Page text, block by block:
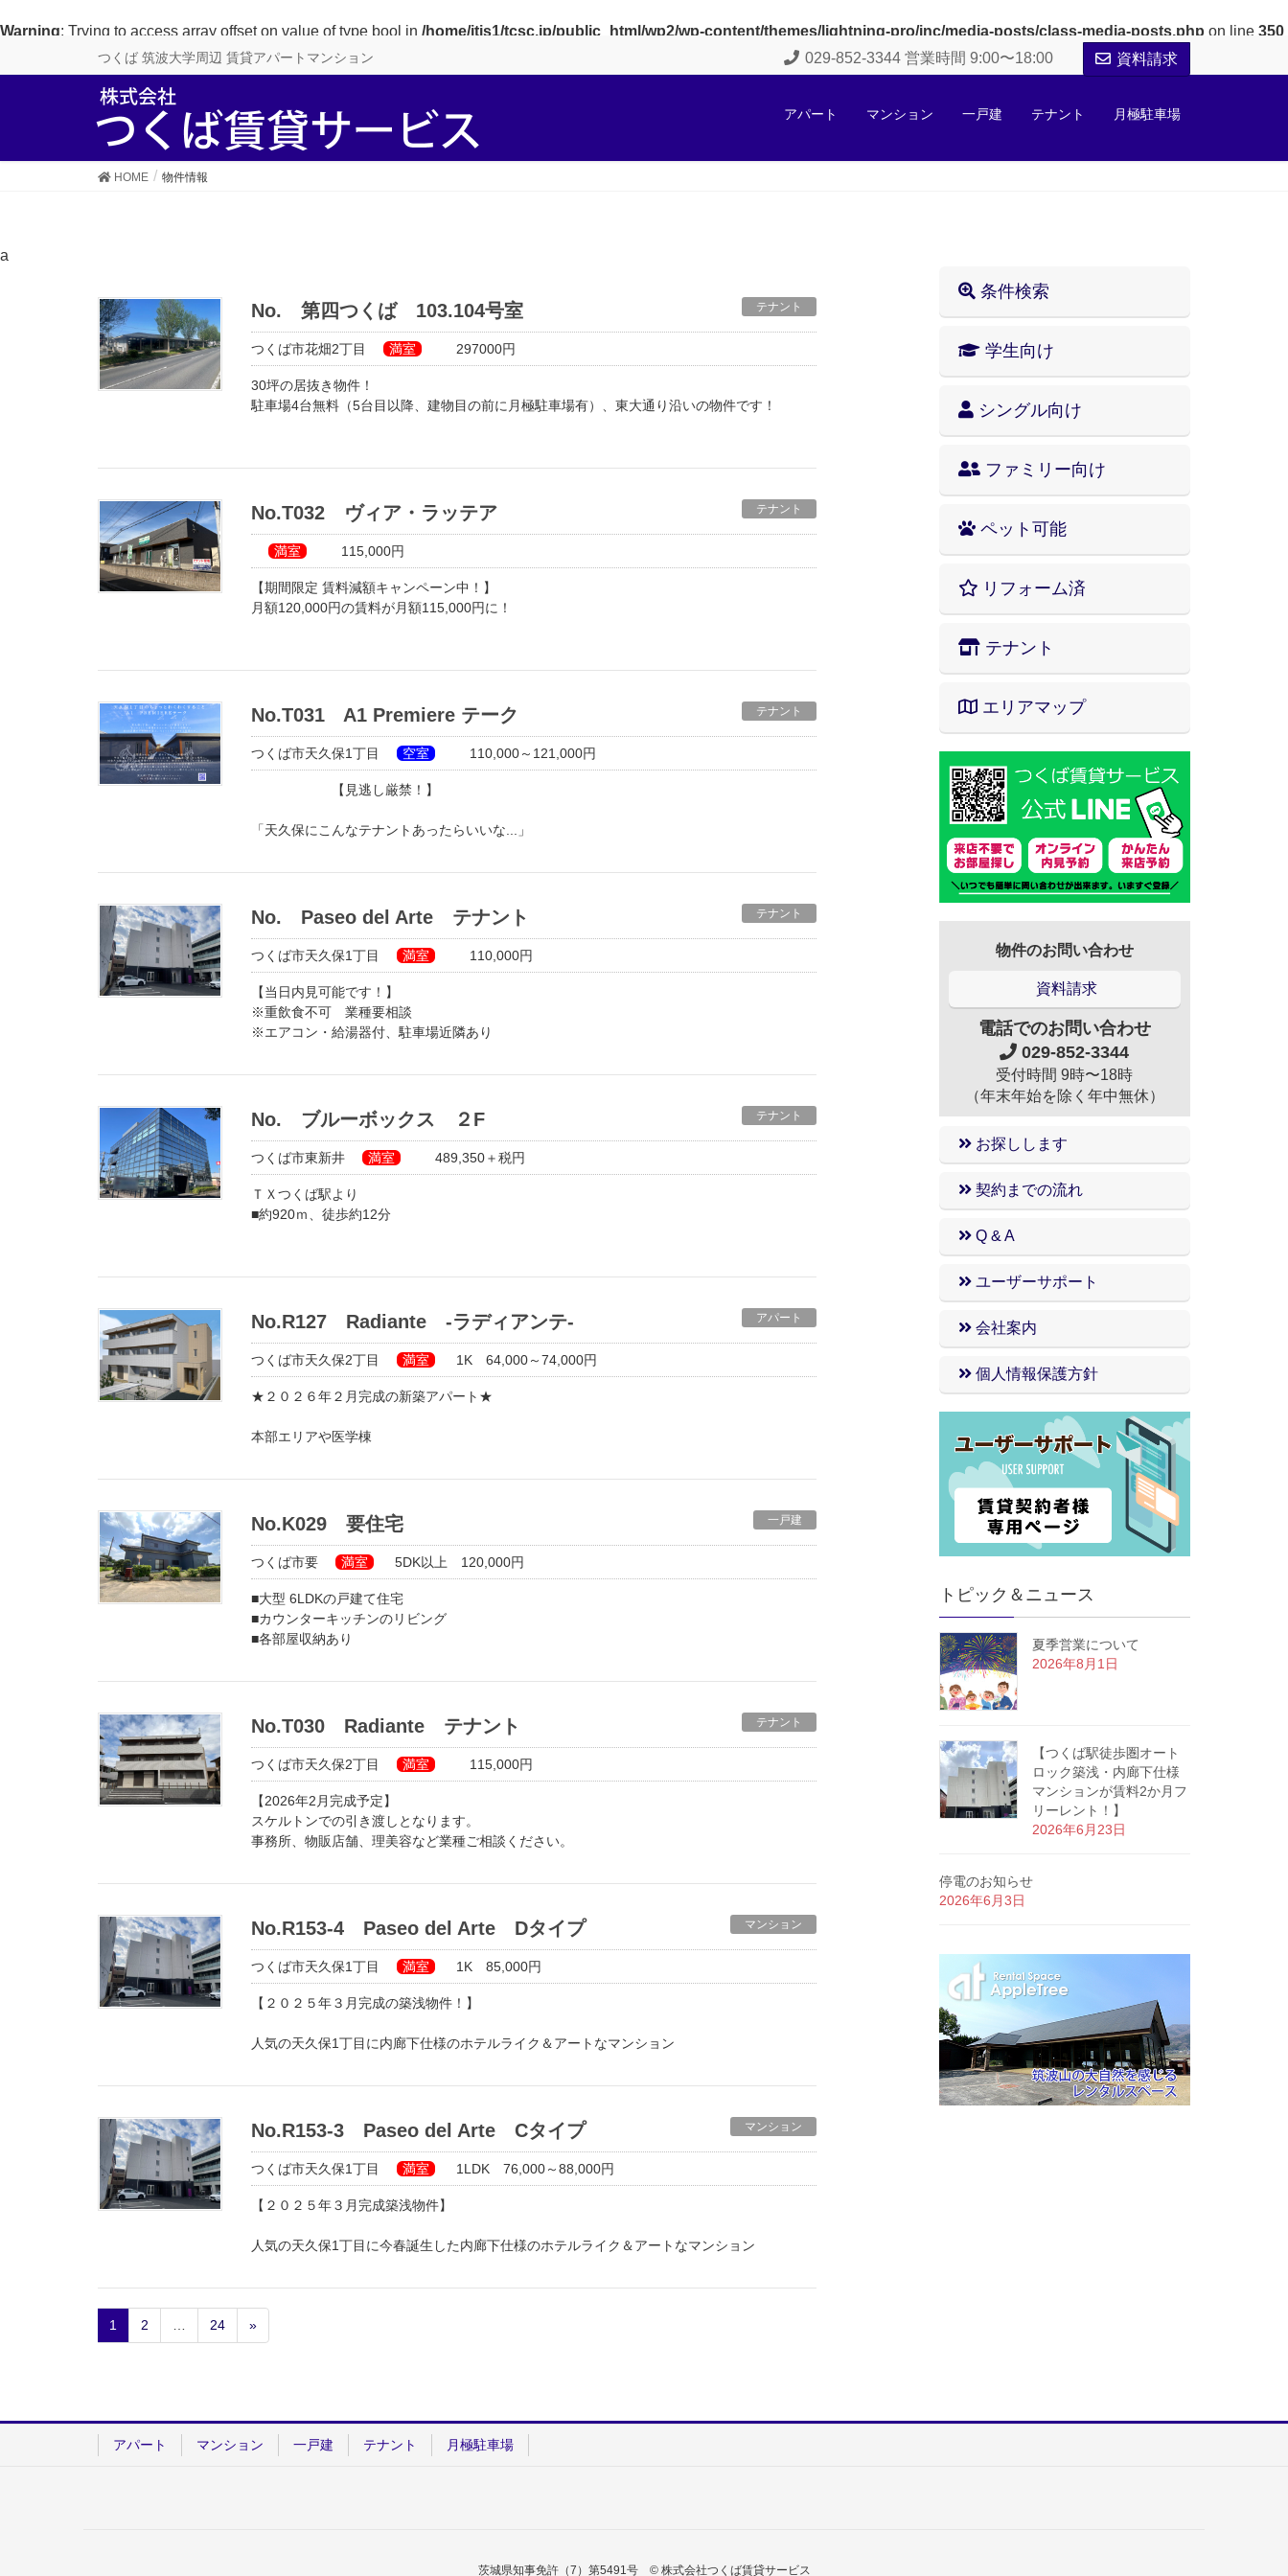
Warning: Trying to access array offset on value of type bool in /home/itis1/tcsc.jp/public_html/wp2/wp-content/themes/lightning-pro/inc/media-posts/class-media-posts.php on line 350
つくば 筑波大学周辺 賃貸アパートマンション 029-852-3344 営業時間 9:00〜18:00 資料請求
アパート マンション 一戸建 テナント 月極駐車場
HOME 物件情報
a
テナント
No. 第四つくば 103.104号室
つくば市花畑2丁目 満室 297000円
30坪の居抜き物件！
駐車場4台無料（5台目以降、建物目の前に月極駐車場有）、東大通り沿いの物件です！
テナント
No.T032 ヴィア・ラッテア
満室 115,000円
【期間限定 賃料減額キャンペーン中！】
月額120,000円の賃料が月額115,000円に！
さくらの杜ショッピングセンター付近！
けます。
（壁・天井クロス仕上げ、床仕上げ、洗面台及びトイレ設置済み）
飲食店も可能な物件です♪
（飲食店の業種は要相談）
テナント
No.T031 A1 Premiere テーク
つくば市天久保1丁目 空室 110,000～121,000円
【見逃し厳禁！】
「天久保にこんなテナントあったらいいな...」
■つくば市天久保1丁目に新築テナント誕生！
■必要に応じて2区画、3区画お借りいただけます！
■モダンな外観、仕上げなのでどんな飲食店、事務所にも合います◎
■近隣に時間貸し駐車場多数あります！
壁＆天井：ボード仕上げ
洗面台＆トイレ：本体支給
エアコン1台付、給湯器1台付
防犯カメラ敷地内3台
入口ドア防犯ガラス
穴場物件につき、続々お申し込みが入っておりますので是非、お問い合わせください！
テナント
No. Paseo del Arte テナント
つくば市天久保1丁目 満室 110,000円
【当日内見可能です！】
※重飲食不可 業種要相談
※エアコン・給湯器付、駐車場近隣あり
★工事期間中フリーレント（最大1ヶ月）！
テナント
No. ブルーボックス ２F
つくば市東新井 満室 489,350＋税円
ＴＸつくば駅より
■約920ｍ、徒歩約12分
アパート
No.R127 Radiante -ラディアンテ-
つくば市天久保2丁目 満室 1K 64,000～74,000円
★２０２６年２月完成の新築アパート★
本部エリアや医学棟
・オートロック
・ウォークインクローゼット
・シャンプードレッサ―
・システムキッチン（IHクッキングヒーター）
室内物干・浴室乾燥機と嬉しい設備充実♪
お部屋によっては、広々ウォークスルークローゼットがあるのも見どころ！
インナー廊下（屋内廊下）採用で高台に立地している新築です♪
一戸建
No.K029 要住宅
つくば市要 満室 5DK以上 120,000円
■大型 6LDKの戸建て住宅
■カウンターキッチンのリビング
■各部屋収納あり
■コストコホールセールまで車で8分
テナント
No.T030 Radiante テナント
つくば市天久保2丁目 満室 115,000円
【2026年2月完成予定】
スケルトンでの引き渡しとなります。
事務所、物販店舗、理美容など業種ご相談ください。
陽当たりのよい南向き！
スケルトンでのお引き渡しになりますが、お引き渡し時の内装仕上げ（事務所仕様、美容室仕
残り1部屋の募集となります。
マンション
No.R153-4 Paseo del Arte Dタイプ
つくば市天久保1丁目 満室 1K 85,000円
【２０２５年３月完成の築浅物件！】
人気の天久保1丁目に内廊下仕様のホテルライク＆アートなマンション
各階共用廊下に絵画やアート作品を展示。
アートに囲まれた空間でゆったりとお過ごしください♬
Dタイプは、マンションで
1部屋だけの約15帖のルーフバルコニー付のお部屋です。
開放感のある特別なお部屋になっています！
新築オートロックマンション
角部屋・内廊下使用・エレベーター
宅配ＢＯＸ・ウォークインクローゼット
浴室追炊き・浴室乾燥機
ペアガラスサッシ・インターネット無料
マンション
No.R153-3 Paseo del Arte Cタイプ
つくば市天久保1丁目 満室 1LDK 76,000～88,000円
【２０２５年３月完成築浅物件】
人気の天久保1丁目に今春誕生した内廊下仕様のホテルライク＆アートなマンション
美術館通りと名されたこちらのマンションは
各階共用廊下に絵画やアート作品を展示。
アートに囲まれた空間でゆったりとお過ごしください♬
宅配ＢＯＸ・ウォークインクローゼット
シャンプードレッサ―（750サイズ）
1 2 24 »
条件検索
学生向け
シングル向け
ファミリー向け
ペット可能
リフォーム済
テナント
エリアマップ
物件のお問い合わせ
資料請求
電話でのお問い合わせ
029-852-3344
受付時間 9時〜18時
（年末年始を除く年中無休）
お探しします
契約までの流れ
Q & A
ユーザーサポート
会社案内
個人情報保護方針
トピック＆ニュース
夏季営業について
2026年8月1日
【つくば駅徒歩圏オート
ロック築浅・内廊下仕様
マンションが賃料2か月フ
リーレント！】
2026年6月23日
停電のお知らせ
2026年6月3日
アパート マンション 一戸建 テナント 月極駐車場
茨城県知事免許（7）第5491号 © 株式会社つくば賃貸サービス